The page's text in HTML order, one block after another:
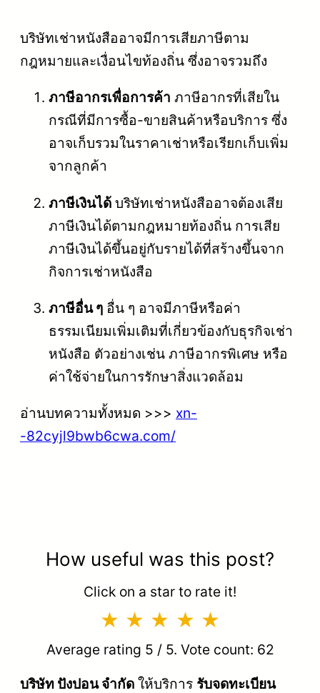
บริษัทเช่าหนังสืออาจมีการเสียภาษีตาม
กฎหมายและเงื่อนไขท้องถิ่น ซึ่งอาจรวมถึง
ภาษีอากรเพื่อการค้า ภาษีอากรที่เสียใน
กรณีที่มีการซื้อ-ขายสินค้าหรือบริการ ซึ่ง
อาจเก็บรวมในราคาเช่าหรือเรียกเก็บเพิ่ม
จากลูกค้า
ภาษีเงินได้ บริษัทเช่าหนังสืออาจต้องเสีย
ภาษีเงินได้ตามกฎหมายท้องถิ่น การเสีย
ภาษีเงินได้ขึ้นอยู่กับรายได้ที่สร้างขึ้นจาก
กิจการเช่าหนังสือ
ภาษีอื่น ๆ อื่น ๆ อาจมีภาษีหรือค่า
ธรรมเนียมเพิ่มเติมที่เกี่ยวข้องกับธุรกิจเช่า
หนังสือ ตัวอย่างเช่น ภาษีอากรพิเศษ หรือ
ค่าใช้จ่ายในการรักษาสิ่งแวดล้อม
อ่านบทความทั้งหมด >>> xn-
-82cyjl9bwb6cwa.com/
How useful was this post?
Click on a star to rate it!
Average rating 5 / 5. Vote count: 62
บริษัท ปังปอน จำกัด ให้บริการ รับจดทะเบียน